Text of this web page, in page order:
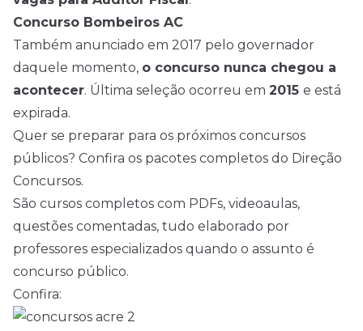
Concurso Bombeiros AC
Também anunciado em 2017 pelo governador
daquele momento, o concurso nunca chegou a
acontecer. Última seleção ocorreu em 2015 e está
expirada.
Quer se preparar para os próximos concursos
públicos? Confira os pacotes completos do Direção
Concursos.
São cursos completos com PDFs, videoaulas,
questões comentadas, tudo elaborado por
professores especializados quando o assunto é
concurso público.
Confira: